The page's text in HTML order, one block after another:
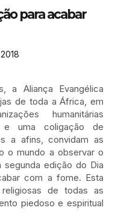
para acabar
a Aliança Evangélica
de toda a África, em
humanitárias
e uma coligação de
a afins, convidam as
o mundo a observar o
segunda edição do Dia
com a fome. Esta
de todas as
piedoso e espiritual